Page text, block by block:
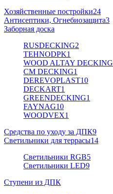
Хозяйственные постройки24
Антисептики, Огнебиозащита3
Заборная доска
RUSDECKING2
TEHNODPK1
WOOD ALTAY DECKING
CM DECKING1
DEREVOPLAST10
DECKART1
GREENDECKING1
FAYNAG10
WOODVEX1
Средства по уходу за ДПК9
Светильники для террасы14
Светильники RGB5
Светильники LED9
Ступени из ДПК